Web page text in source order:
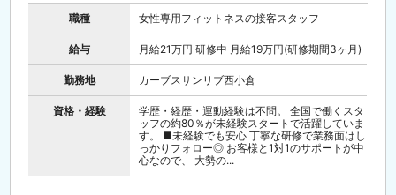
職種 女性専用フィットネスの接客スタッフ
給与 月給21万円 研修中 月給19万円(研修期間3ヶ月)
勤務地 カーブスサンリブ西小倉
資格・経験
学歴・経歴・運動経験は不問。 全国で働くスタ
ッフの約80％が未経験スタートで活躍していま
す。 ■未経験でも安心 丁寧な研修で業務面はし
っかりフォロー◎ お客様と1対1のサポートが中
心なので、 大勢の...